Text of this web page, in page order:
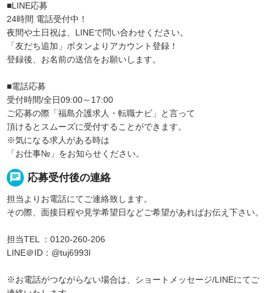
■LINE応募
24時間 電話受付中！
夜間や土日祝は、LINEで問い合わせください。
「友だち追加」ボタンよりアカウント登録！
登録後、お名前の送信をお願いします。
■電話応募
受付時間/全日09:00～17:00
ご応募の際「福島介護求人・転職ナビ」と言って
頂けるとスムーズに受付することができます。
※気になる求人がある時は
「お仕事№」をお知らせください。
chat 応募受付後の連絡
担当よりお電話にてご連絡致します。
その際、面接日程や見学希望日などご希望があればお伝え下さい。
担当TEL ：0120-260-206
LINE＠ID：@tuj6993l
※お電話がつながらない場合は、ショートメッセージ/LINEにてご